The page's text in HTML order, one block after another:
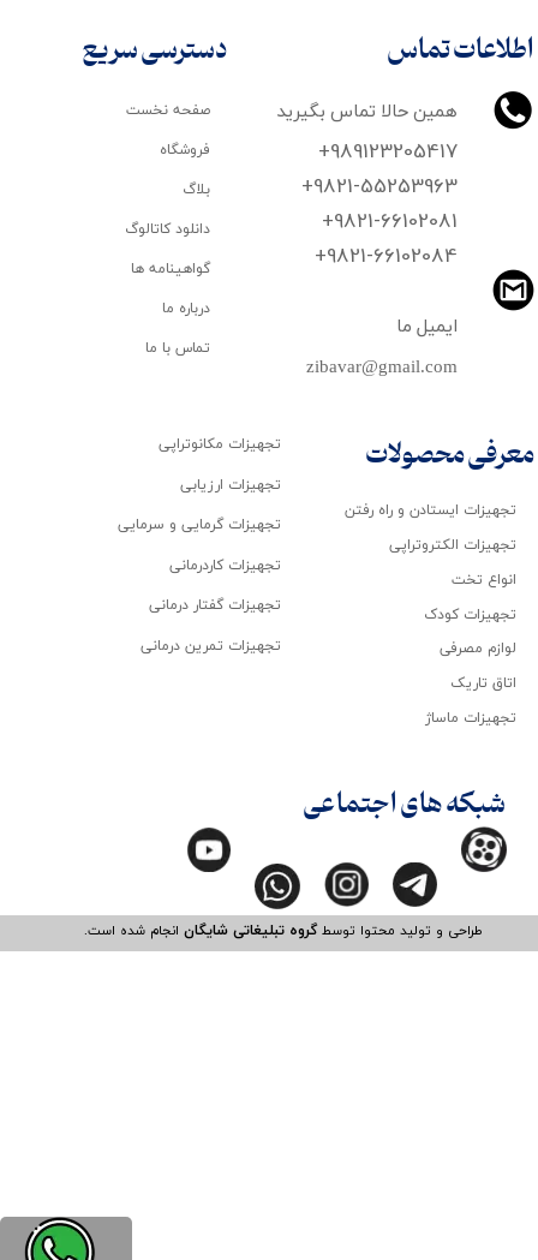
اطلاعات تماس
همین حالا تماس بگیرید
+989123205417
+9821-55253963
+9821-66102081
​​​​​​​+9821-66102084
zibavar@gmail.com
ایمیل ما
طراحی و تولید محتوا توسطگروه تبلیغاتی شایگانانجام شده است.​​​​​​​
تجهیزات ایستادن و راه رفتن
تجهیزات الکتروتراپی
انواع تخت
تجهیزات کودک
لوازم مصرفی
اتاق تاریک
تجهیزات ماساژ
صفحه نخست
فروشگاه
بلاگ
دانلود کاتالوگ
گواهینامه ها
درباره ما
تماس با ما
تجهیزات مکانوتراپی
تجهیزات ارزیابی
تجهیزات گرمایی و سرمایی
تجهیزات کاردرمانی
تجهیزات گفتار درمانی
تجهیزات تمرین درمانی
دسترسی سریع
معرفی محصولات
شبکه های اجتماعی